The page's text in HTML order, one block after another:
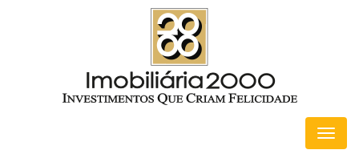
Toggle